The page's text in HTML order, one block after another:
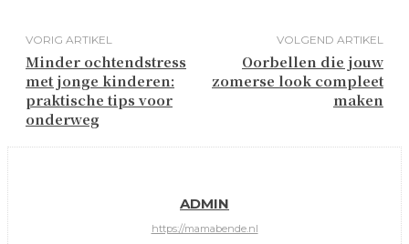
VORIG ARTIKEL
Minder ochtendstress
met jonge kinderen:
praktische tips voor
onderweg
VOLGEND ARTIKEL
Oorbellen die jouw
zomerse look compleet
maken
ADMIN
https://mamabende.nl